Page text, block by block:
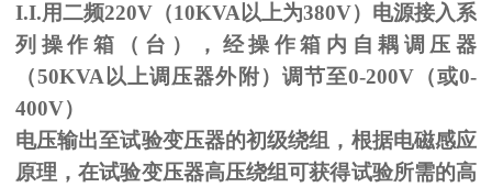
I.I.用二频220V （10KVA 以上为380V）电源接入系
列操作箱（台），经操作箱内自耦调压器
（50KVA 以上调压器外附）调节至0-200V（或0-
400V）
电压输出至试验变压器的初级绕组，根据电磁感应
原理，在试验变压器高压绕组可获得试验所需的高